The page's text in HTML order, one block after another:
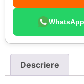
WhatsApp
Descriere